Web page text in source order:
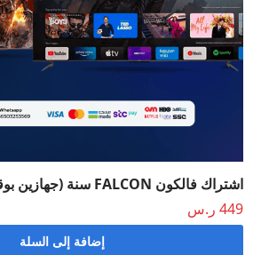
اشتراك فالكون FALCON سنة (جهازين بوقت واحد)
449 ر.س
إضافة إلى السلة